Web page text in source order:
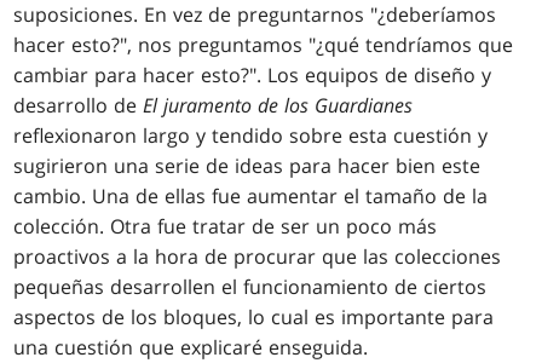
suposiciones. En vez de preguntarnos "¿deberíamos
hacer esto?", nos preguntamos "¿qué tendríamos que
cambiar para hacer esto?". Los equipos de diseño y
desarrollo deEl juramento de los Guardianes
reflexionaron largo y tendido sobre esta cuestión y
sugirieron una serie de ideas para hacer bien este
cambio. Una de ellas fue aumentar el tamaño de la
colección. Otra fue tratar de ser un poco más
proactivos a la hora de procurar que las colecciones
pequeñas desarrollen el funcionamiento de ciertos
aspectos de los bloques, lo cual es importante para
una cuestión que explicaré enseguida.